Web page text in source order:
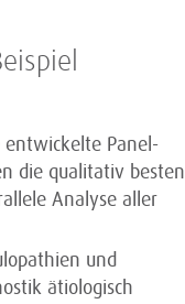
entwickelte Panel-
die qualitativ besten
Analyse aller
und
ätiologisch